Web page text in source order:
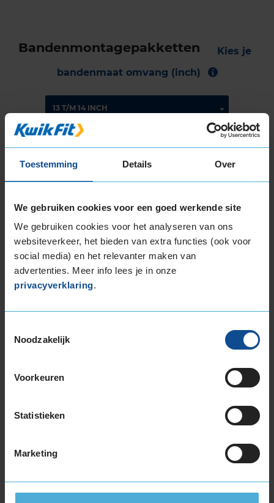
Toestemming Details Over
We gebruiken cookies voor een goed werkende site
We gebruiken cookies voor het analyseren van ons
websiteverkeer, het bieden van extra functies (ook voor
social media) en het relevanter maken van
advertenties. Meer info lees je in onze
privacyverklaring.
Noodzakelijk
Voorkeuren
Statistieken
Marketing
Bandenmontagepakketten
Kies je
bandenmaat omvang (inch)
Montage Veilig & Zeker
Per band € 40,-
Ventiel of TPMS service
Stikstof
Bandengarantieplan
of
205/45R17 88W EXTRALOAD
205/45R17 88W EXTRALOAD RUNFLAT